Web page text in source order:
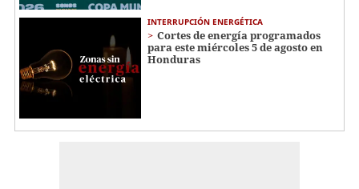
INTERRUPCIÓN ENERGÉTICA
Cortes de energía programados
para este miércoles 5 de agosto en
Honduras